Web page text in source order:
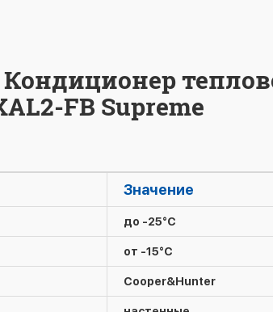
FB Supreme
Значение
до -25°C
от -15°C
Cooper&Hunter